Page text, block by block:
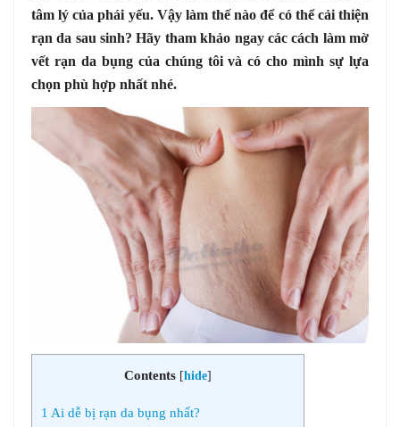
tâm lý của phái yếu. Vậy làm thế nào để có thể cải thiện
rạn da sau sinh? Hãy tham khảo ngay các cách làm mờ
vết rạn da bụng của chúng tôi và có cho mình sự lựa
chọn phù hợp nhất nhé.
Contents [hide]
1 Ai dễ bị rạn da bụng nhất?